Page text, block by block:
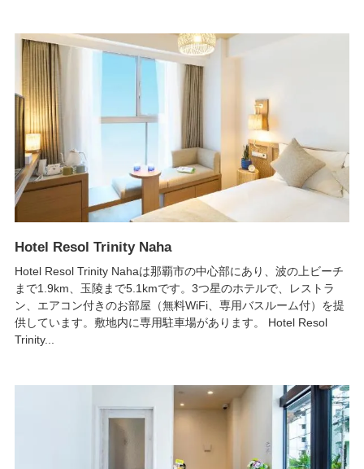
Hotel Resol Trinity Naha
Hotel Resol Trinity Nahaは那覇市の中心部にあり、波の上ビーチ
まで1.9km、玉陵まで5.1kmです。3つ星のホテルで、レストラ
ン、エアコン付きのお部屋（無料WiFi、専用バスルーム付）を提
供しています。敷地内に専用駐車場があります。 Hotel Resol
Trinity...